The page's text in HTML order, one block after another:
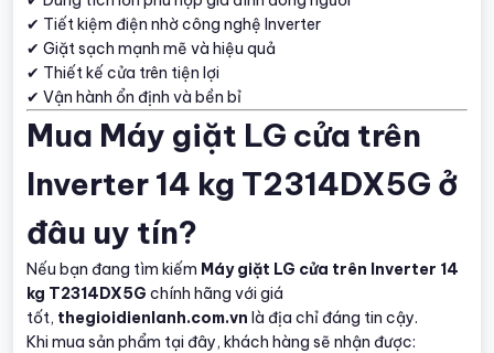
✔ Tiết kiệm điện nhờ công nghệ Inverter
✔ Giặt sạch mạnh mẽ và hiệu quả
✔ Thiết kế cửa trên tiện lợi
✔ Vận hành ổn định và bền bỉ
Mua Máy giặt LG cửa trên
Inverter 14 kg T2314DX5G ở
đâu uy tín?
Nếu bạn đang tìm kiếm Máy giặt LG cửa trên Inverter 14
kg T2314DX5G chính hãng với giá
tốt, thegioidienlanh.com.vn là địa chỉ đáng tin cậy.
Khi mua sản phẩm tại đây, khách hàng sẽ nhận được: